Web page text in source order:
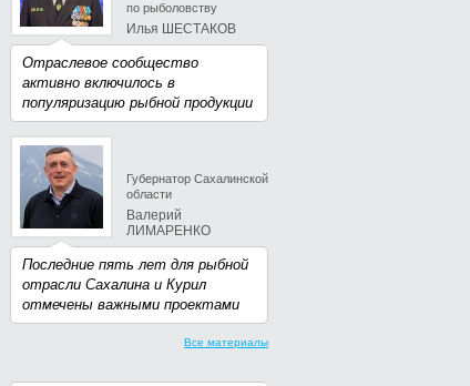
по рыболовству
Илья ШЕСТАКОВ
Отраслевое сообщество
активно включилось в
популяризацию рыбной продукции
Губернатор Сахалинской
области
Валерий
ЛИМАРЕНКО
Последние пять лет для рыбной
отрасли Сахалина и Курил
отмечены важными проектами
Все материалы